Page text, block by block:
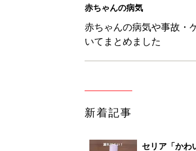
生後3週目の
赤ちゃん・育児
反抗期の息子